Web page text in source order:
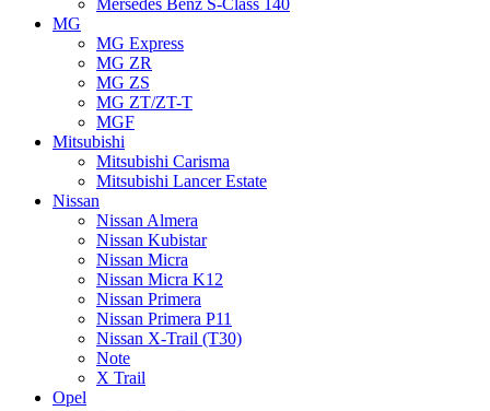
MG
MG Express
MG ZR
MG ZS
MG ZT/ZT-T
MGF
Mitsubishi
Mitsubishi Carisma
Mitsubishi Lancer Estate
Nissan
Nissan Almera
Nissan Kubistar
Nissan Micra
Nissan Micra K12
Nissan Primera
Nissan Primera P11
Nissan X-Trail (T30)
Note
X Trail
Opel